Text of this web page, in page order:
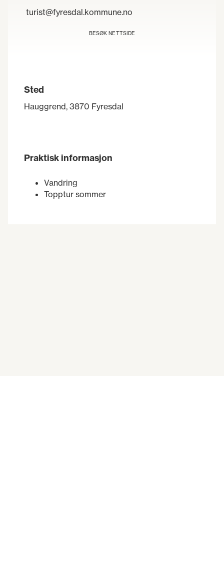
turist@fyresdal.kommune.no
BESØK NETTSIDE
Sted
Hauggrend, 3870 Fyresdal
Praktisk informasjon
Vandring
Topptur sommer